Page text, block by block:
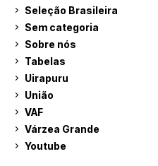
Seleção Brasileira
Sem categoria
Sobre nós
Tabelas
Uirapuru
União
VAF
Várzea Grande
Youtube